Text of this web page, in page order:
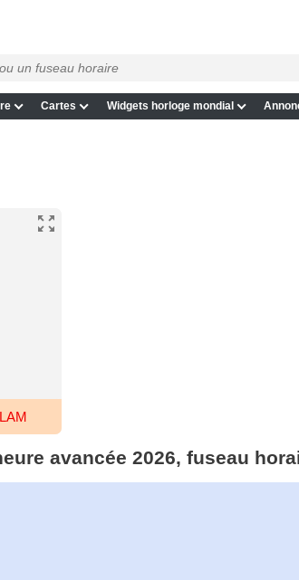
Cartes Widgets horloge mondial
avancée 2026, fuseau